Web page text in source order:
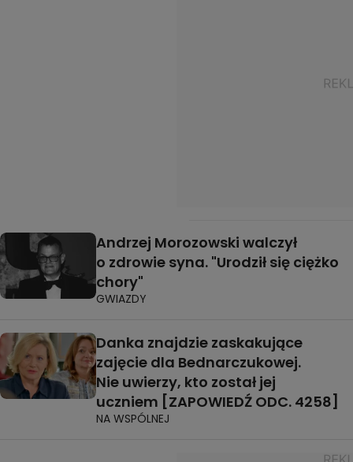
Andrzej Morozowski walczył
o zdrowie syna. "Urodził się ciężko
chory"
GWIAZDY
Danka znajdzie zaskakujące
zajęcie dla Bednarczukowej.
Nie uwierzy, kto został jej
uczniem [ZAPOWIEDŹ ODC. 4258]
NA WSPÓLNEJ